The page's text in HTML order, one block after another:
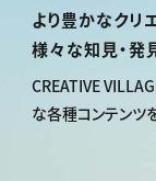
より豊かなクリ
様々な知見・発
CREATIVE
な各種コンテンツ